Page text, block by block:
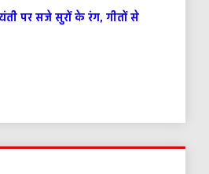
पर सजे सुरों के रंग, गीतों से